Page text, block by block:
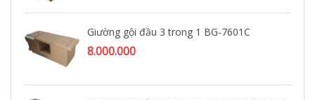
Giường gội đầu 3 trong 1 BG-7601C
8.000.000